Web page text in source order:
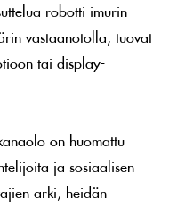
robotti-imurin
vastaanotolla, tuovat
tai display-
on huomattu
ja sosiaalisen
arki, heidän